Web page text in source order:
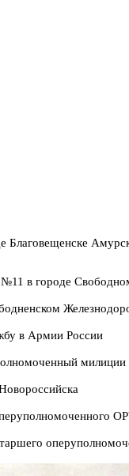
Благовещенске
в городе
в Армии России